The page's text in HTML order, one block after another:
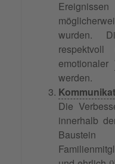
wurden.
emotionaler
werden.
Die
innerhalb